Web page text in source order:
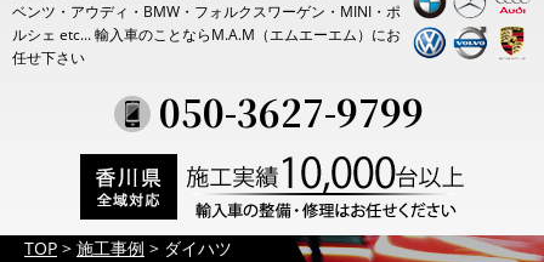
ベンツ・アウディ・BMW・フォルクスワーゲン・MINI・ポ
ルシェ etc...輸入車のことならM.A.M（エムエーエム）にお
任せ下さい
050-3627-9799
TOP > 施工事例 > ダイハツ